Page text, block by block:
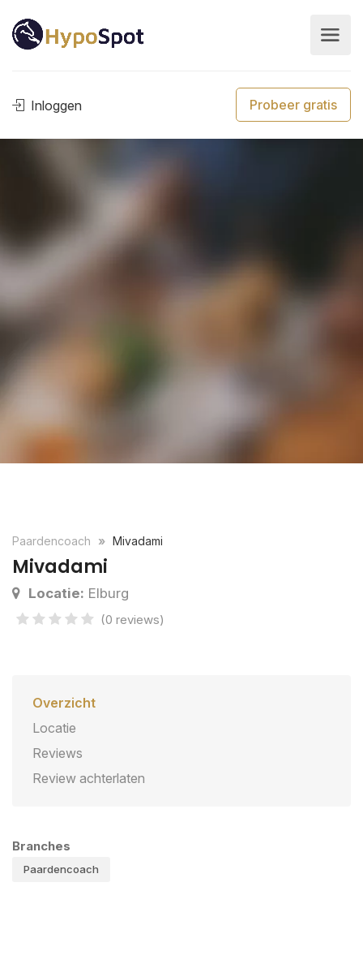
Inloggen Probeer gratis
Paardencoach Mivadami
Mivadami
Locatie: Elburg
(0 reviews)
Overzicht
Locatie
Reviews
Review achterlaten
Branches
Paardencoach